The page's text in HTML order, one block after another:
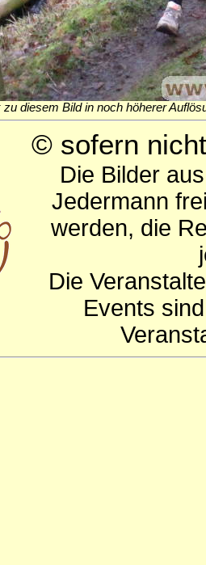
zu diesem Bild in noch höherer
© sofern
Die Bilder
Jedermann
werden, die
Die
Events